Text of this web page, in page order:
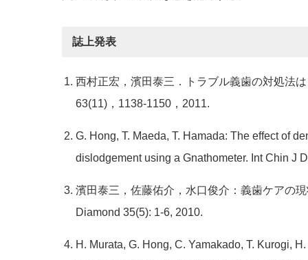
誌上発表
西村正宏，濱田泰三．トラブル義歯の対処法
63(11)，1138-1150，2011.
G. Hong, T. Maeda, T. Hamada: The effect of
dislodgement using a Gnathometer. Int Chin J
濱田泰三，佐藤佑介，水口俊介：義歯ケアの
Diamond 35(5): 1-6, 2010.
H. Murata, G. Hong, C. Yamakado, T. Kurogi,